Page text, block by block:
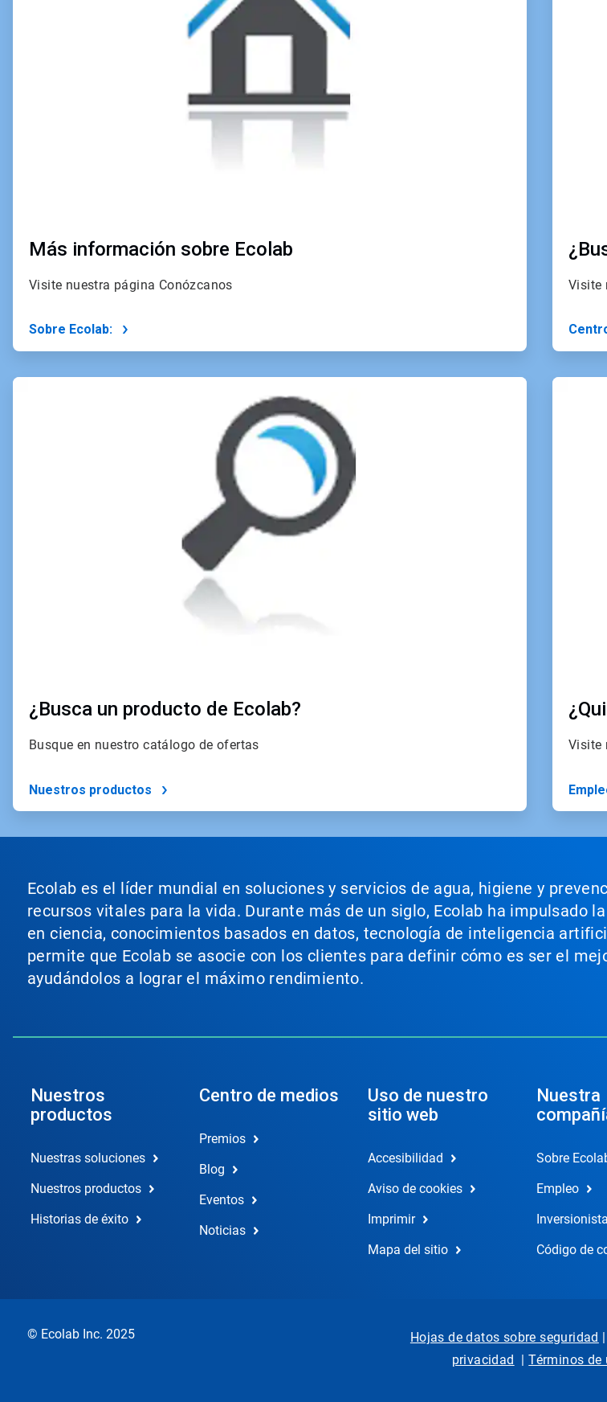
Más información sobre Ecolab
Visite nuestra página Conózcanos
Sobre Ecolab:
ArticleTile
¿Busca un producto de Ecolab?
Busque en nuestro catálogo de ofertas
Nuestros productos
Visite
ArticleTile
Visite
Ecolab es el líder mundial en soluciones y servicios de agua, higiene y
recursos vitales para la vida. Durante más de un siglo, Ecolab ha impulsado
en ciencia, conocimientos basados en datos, tecnología de inteligencia
permite que Ecolab se asocie con los clientes para definir cómo es ser el
ayudándolos a lograr el máximo rendimiento.
Nuestros
productos
Nuestras soluciones
Nuestros productos
Historias de éxito
Centro de medios
Premios
Blog
Eventos
Noticias
Uso de nuestro
sitio web
Accesibilidad
Aviso de cookies
Imprimir
Mapa del sitio
Nuestra
Sobre
Empleo
Código de
© Ecolab Inc. 2025 Hojas de datos sobre seguridad
privacidad
|Términos de